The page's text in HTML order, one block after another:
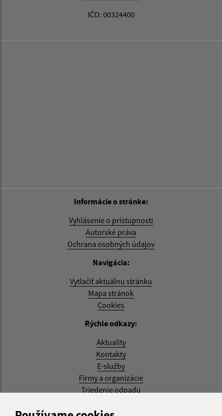
IČO: 00324400
Informácie o stránke:
Vyhlásenie o prístupnosti
Autorské práva
Ochrana osobných údajov
Navigácia:
Vytlačiť aktuálnu stránku
Mapa stránok
Cookies
Rýchle odkazy:
Aktuality
Kontakty
E-služby
Firmy a organizácie
Triedenie odpadu
Aktualizované: